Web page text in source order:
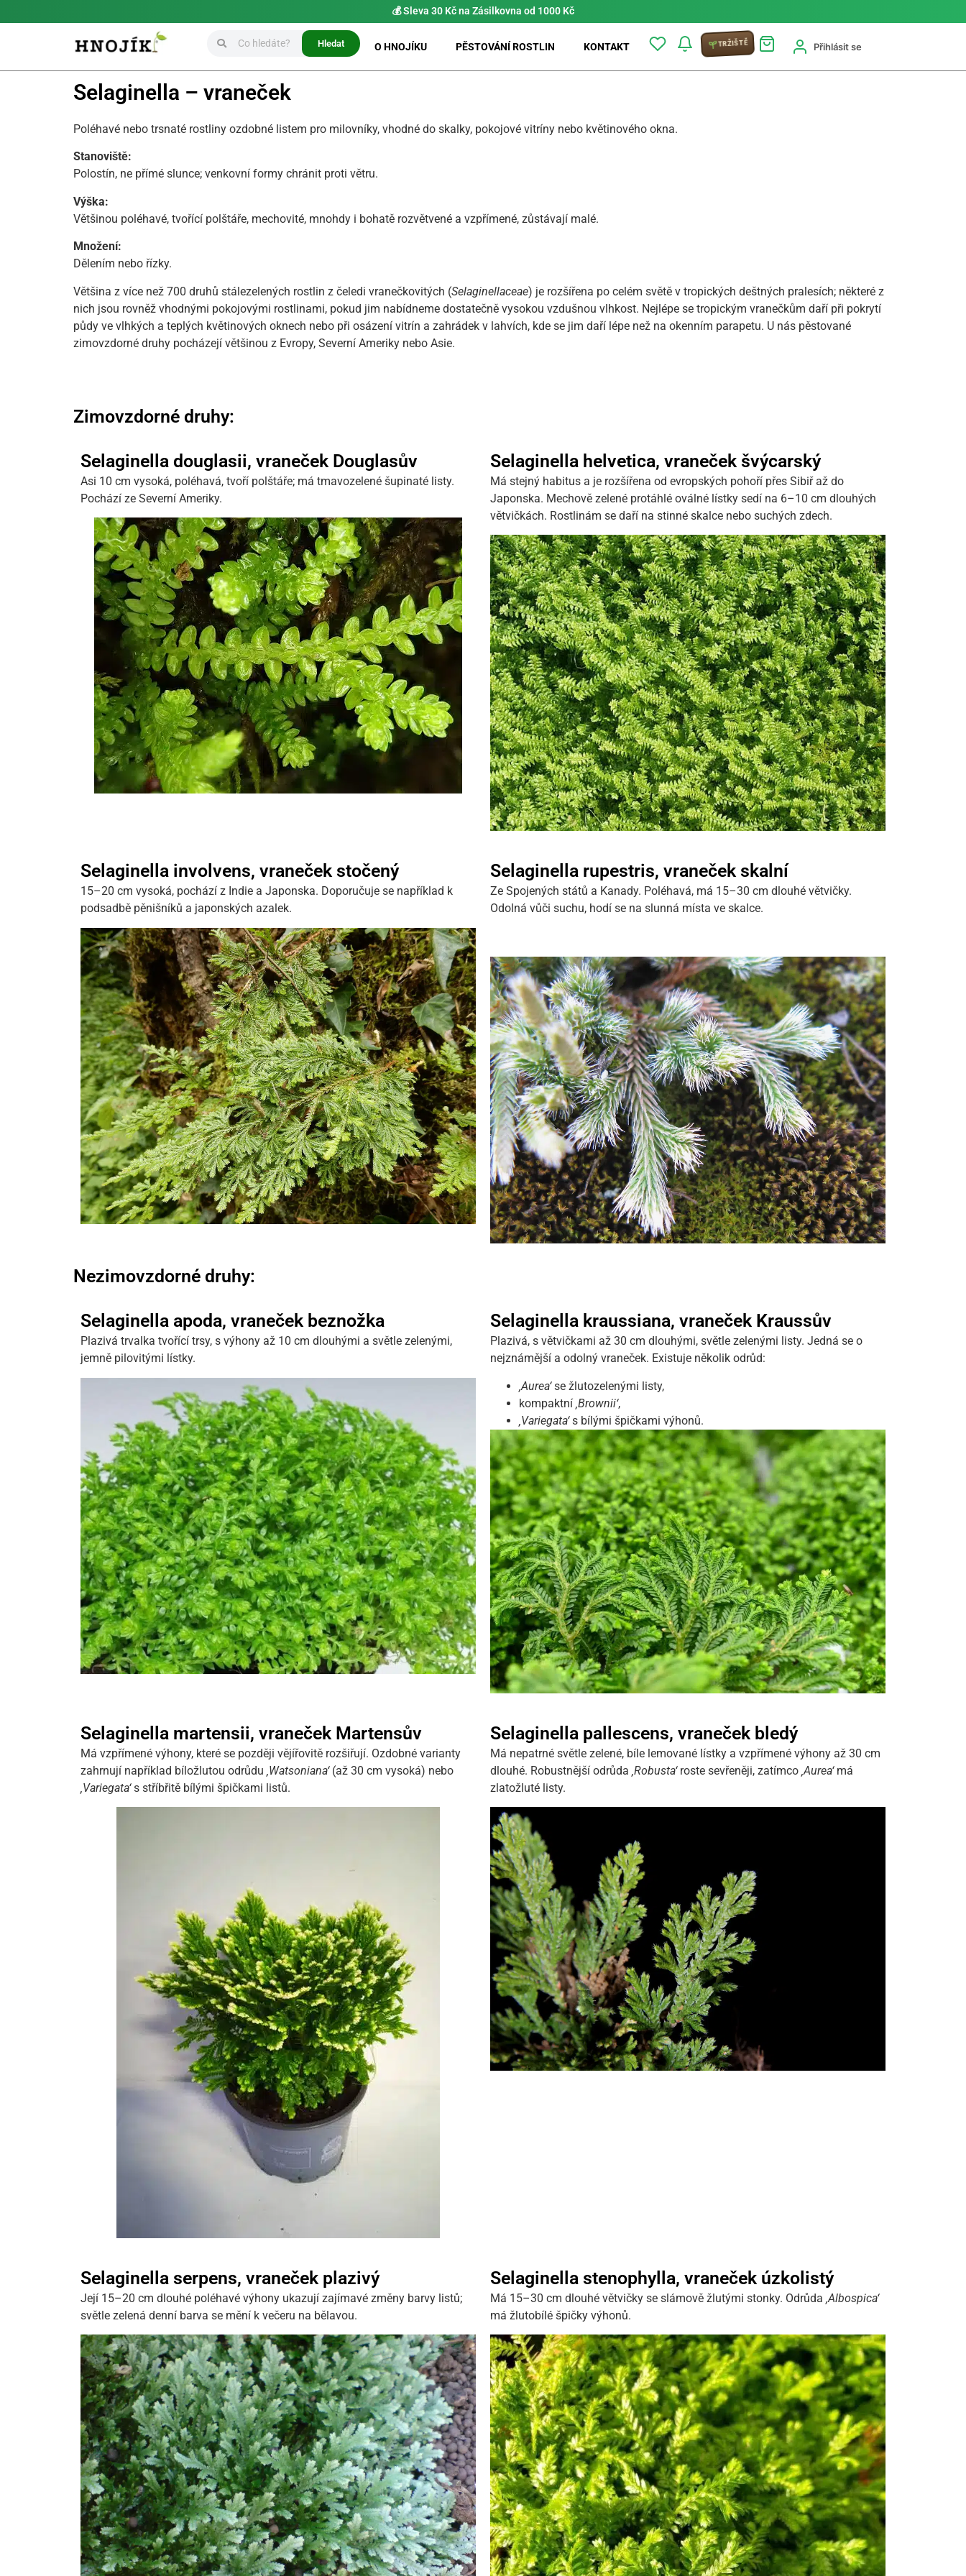
⚡ MožnostPRIO doručení do 24 h
Hledat O HNOJÍKU PĚSTOVÁNÍ ROSTLIN KONTAKT TRŽIŠTĚ Přihlásit se
Selaginella – vraneček
Poléhavé nebo trsnaté rostliny ozdobné listem pro milovníky, vhodné do skalky, pokojové vitríny nebo květinového okna.
Stanoviště:
Polostín, ne přímé slunce; venkovní formy chránit proti větru.
Výška:
Většinou poléhavé, tvořící polštáře, mechovité, mnohdy i bohatě rozvětvené a vzpřímené, zůstávají malé.
Množení:
Dělením nebo řízky.
Většina z více než 700 druhů stálezelených rostlin z čeledi vranečkovitých (Selaginellaceae) je rozšířena po celém světě v tropických deštných pralesích; některé z
nich jsou rovněž vhodnými pokojovými rostlinami, pokud jim nabídneme dostatečně vysokou vzdušnou vlhkost. Nejlépe se tropickým vranečkům daří při pokrytí
půdy ve vlhkých a teplých květinových oknech nebo při osázení vitrín a zahrádek v lahvích, kde se jim daří lépe než na okenním parapetu. U nás pěstované
zimovzdorné druhy pocházejí většinou z Evropy, Severní Ameriky nebo Asie.
Zimovzdorné druhy:
Selaginella douglasii, vraneček Douglasův
Asi 10 cm vysoká, poléhavá, tvoří polštáře; má tmavozelené šupinaté listy.
Pochází ze Severní Ameriky.
Selaginella helvetica, vraneček švýcarský
Má stejný habitus a je rozšířena od evropských pohoří přes Sibiř až do
Japonska. Mechově zelené protáhlé oválné lístky sedí na 6–10 cm dlouhých
větvičkách. Rostlinám se daří na stinné skalce nebo suchých zdech.
Selaginella involvens, vraneček stočený
15–20 cm vysoká, pochází z Indie a Japonska. Doporučuje se například k
podsadbě pěnišníků a japonských azalek.
Selaginella rupestris, vraneček skalní
Ze Spojených států a Kanady. Poléhavá, má 15–30 cm dlouhé větvičky.
Odolná vůči suchu, hodí se na slunná místa ve skalce.
Nezimovzdorné druhy:
Selaginella apoda, vraneček beznožka
Plazivá trvalka tvořící trsy, s výhony až 10 cm dlouhými a světle zelenými,
jemně pilovitými lístky.
Selaginella kraussiana, vraneček Kraussův
Plazivá, s větvičkami až 30 cm dlouhými, světle zelenými listy. Jedná se o
nejznámější a odolný vraneček. Existuje několik odrůd:
‚Aurea‘se žlutozelenými listy,
kompaktní ‚Brownii‘,
‚Variegata‘s bílými špičkami výhonů.
Selaginella martensii, vraneček Martensův
Má vzpřímené výhony, které se později vějířovitě rozšiřují. Ozdobné varianty
zahrnují například bíložlutou odrůdu ‚Watsoniana‘(až 30 cm vysoká) nebo
‚Variegata‘s stříbřitě bílými špičkami listů.
Selaginella pallescens, vraneček bledý
Má nepatrné světle zelené, bíle lemované lístky a vzpřímené výhony až 30 cm
dlouhé. Robustnější odrůda ‚Robusta‘roste sevřeněji, zatímco ‚Aurea‘má
zlatožluté listy.
Selaginella serpens, vraneček plazivý
Její 15–20 cm dlouhé poléhavé výhony ukazují zajímavé změny barvy listů;
světle zelená denní barva se mění k večeru na bělavou.
Selaginella stenophylla, vraneček úzkolistý
Má 15–30 cm dlouhé větvičky se slámově žlutými stonky. Odrůda ‚Albospica‘
má žlutobílé špičky výhonů.